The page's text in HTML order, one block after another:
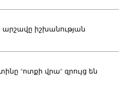
արշավը իշխանության
"ոտքի վրա" զրույց են